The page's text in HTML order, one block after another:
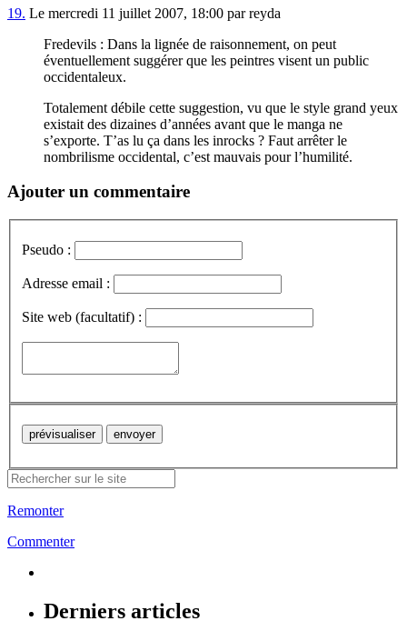
19. Le mercredi 11 juillet 2007, 18:00 par reyda
Fredevils : Dans la lignée de raisonnement, on peut
éventuellement suggérer que les peintres visent un public
occidentaleux.
Totalement débile cette suggestion, vu que le style grand yeux
existait des dizaines d’années avant que le manga ne
s’exporte. T’as lu ça dans les inrocks ? Faut arrêter le
nombrilisme occidental, c’est mauvais pour l’humilité.
Ajouter un commentaire
Pseudo :
Adresse email :
Site web (facultatif) :
Remonter
Commenter
Derniers articles